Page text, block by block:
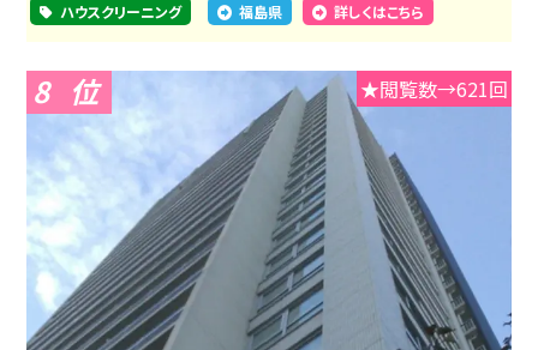
ハウスクリーニング 福島県 詳しくはこちら
8 ★閲覧数→621回